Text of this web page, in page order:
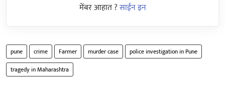
मेंबर आहात ?साईन इन
pune crime Farmer murder case
police investigation in Pune
tragedy in Maharashtra